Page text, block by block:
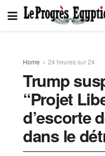
Home 24 heures sur 24
Trump
“Projet
d’escorte
dans le